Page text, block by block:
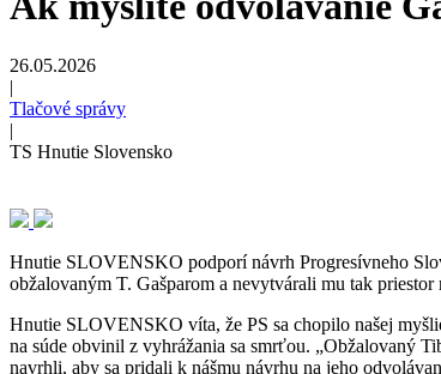
26.05.2026
|
Tlačové správy
|
TS Hnutie Slovensko
Hnutie SLOVENSKO podporí návrh Progresívneho
obžalovaným T. Gašparom a nevytvárali mu tak priestor
Hnutie SLOVENSKO víta, že PS sa chopilo našej
na súde obvinil z vyhrážania sa smrťou. „Obžalovaný
navrhli, aby sa pridali k nášmu návrhu na jeho